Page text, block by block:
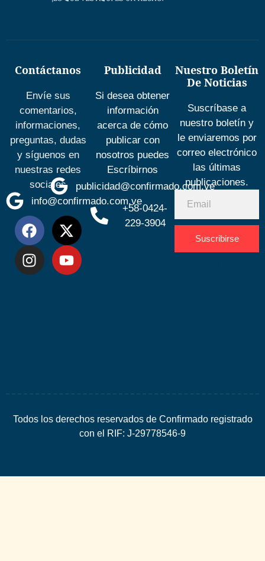
Contáctanos
Envíe sus
comentarios,
informaciones,
preguntas, dudas
y síguenos en
nuestras redes
sociales
info@confirmado.com.ve
Publicidad
Si desea obtener
información
acerca de cómo
publicar con
nosotros puedes
Escríbirnos
publicidad@confirmado.com.ve
+58-0424-
229-3904
Nuestro Boletín
De Noticias
Suscríbase a
nuestro boletín y
le enviaremos por
correo electrónico
las últimas
publicaciones.
Suscribirse
Todos los derechos reservados de Confirmado registrado
con el RIF: J-29778546-9